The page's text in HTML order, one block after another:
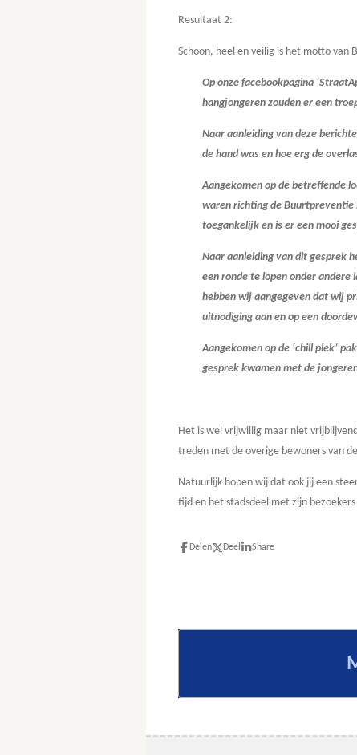
Resultaat 2:
Schoon, heel en veilig is het motto van
Op onze facebookpagina
hangjongeren zouden er een
Naar aanleiding van deze
de hand was en hoe erg de
Aangekomen op de betreffende
waren richting de Buurtpreventie
toegankelijk en is er een mooi
Naar aanleiding van dit gesprek
een ronde te lopen onder andere
hebben wij aangegeven dat wij
uitnodiging aan en op een
Aangekomen op de ‘chill plek’
gesprek kwamen met de
Het is wel vrijwillig maar niet
treden met de overige bewoners van
Natuurlijk hopen wij dat ook jij een
tijd en het stadsdeel met zijn
Delen Deel Share